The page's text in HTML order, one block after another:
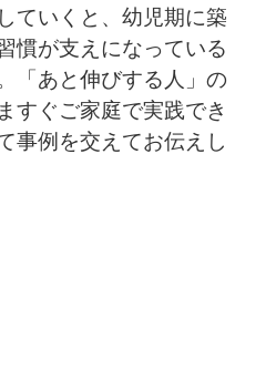
ていくと、幼児期に築
慣が支えになっている
「あと伸びする人」の
すぐご家庭で実践でき
事例を交えてお伝えし